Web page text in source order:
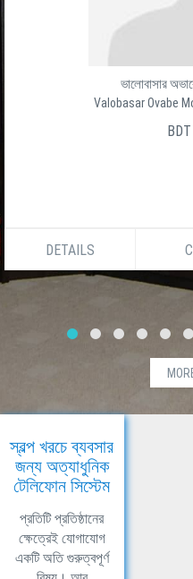
ভালোবাসার
Valobasar Ovabe
DETAILS
স্বল্প খরচে ব্যবসার
জন্য অত্যাধুনিক
টেলিফোন সিস্টেম
প্রতিটি প্রতিষ্ঠানের
ক্ষেত্রেই যোগাযোগ
একটি অতি গুরুত্বপূর্ণ